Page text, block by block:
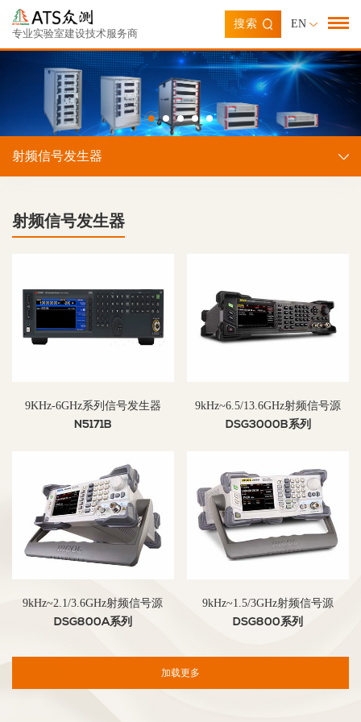
专业实验室建设技术服务商
搜索 EN
射频信号发生器
射频信号发生器
9KHz-6GHz系列信号发生器
N5171B
9kHz~6.5/13.6GHz射频信号源
DSG3000B系列
9kHz~2.1/3.6GHz射频信号源
DSG800A系列
9kHz~1.5/3GHz射频信号源
DSG800系列
加载更多